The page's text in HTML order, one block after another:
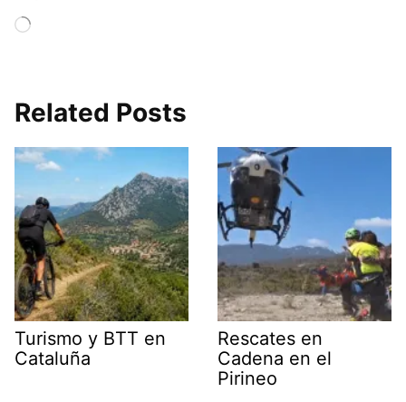
Cargando...
Related Posts
Turismo y BTT en
Cataluña
Rescates en
Cadena en el
Pirineo